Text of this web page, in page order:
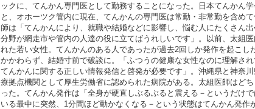
ックに、てんかん専門医として勤務することになった。日本てんかん
と、オホーツク管内に現在、てんかんの専門医は常勤・非常勤を含め
師は「てんかんにより、就職や結婚などに影響し、悩む人にたくさん
分野が網走市や管内の人達の役に立てばうれしいです」。以前、太組
れた若い女性。てんかんのある人であったが過去2回しか発作を起こし
かかわらず、結婚寸前で破談に。「ふつうの健康な女性なのに理解され
てんかんに関する正しい情報発信と啓発が必要です」。沖縄県と神奈
療拠点機関として厚生労働省に認められた病院がある。太組医師はど
った。てんかん発作は「全身が硬直しぶるぶると震える－というだけ
いる最中に突然、1分間ほど動かなくなる－という状態はてんかん発作